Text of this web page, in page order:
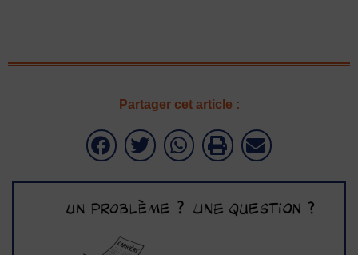
Partager cet article :